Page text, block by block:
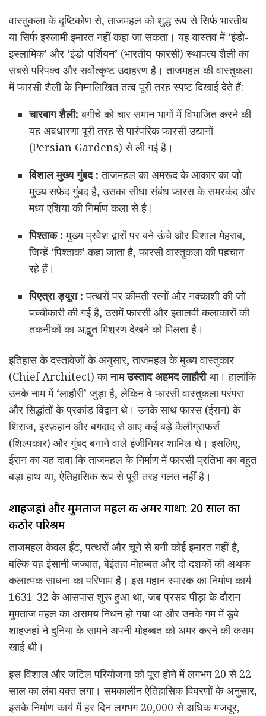
वास्तुकला के दृष्टिकोण से, ताजमहल को शुद्ध रूप से सिर्फ भारतीय
या सिर्फ इस्लामी इमारत नहीं कहा जा सकता। यह वास्तव में ‘इंडो-
इस्लामिक’ और ‘इंडो-पर्शियन’ (भारतीय-फारसी) स्थापत्य शैली का
सबसे परिपक्व और सर्वोत्कृष्ट उदाहरण है। ताजमहल की वास्तुकला
में फारसी शैली के निम्नलिखित तत्व पूरी तरह स्पष्ट दिखाई देते हैं:
चारबाग शैली: बगीचे को चार समान भागों में विभाजित करने की
यह अवधारणा पूरी तरह से पारंपरिक फारसी उद्यानों
(Persian Gardens) से ली गई है।
विशाल मुख्य गुंबद : ताजमहल का अमरूद के आकार का जो
मुख्य सफेद गुंबद है, उसका सीधा संबंध फारस के समरकंद और
मध्य एशिया की निर्माण कला से है।
पिश्ताक : मुख्य प्रवेश द्वारों पर बने ऊंचे और विशाल मेहराब,
जिन्हें ‘पिश्ताक’ कहा जाता है, फारसी वास्तुकला की पहचान
रहे हैं।
पिएत्रा ड्यूरा : पत्थरों पर कीमती रत्नों और नक्काशी की जो
पच्चीकारी की गई है, उसमें फारसी और इतालवी कलाकारों की
तकनीकों का अद्भुत मिश्रण देखने को मिलता है।
इतिहास के दस्तावेजों के अनुसार, ताजमहल के मुख्य वास्तुकार
(Chief Architect) का नामउस्ताद अहमद लाहौरीथा। हालांकि
उनके नाम में ‘लाहौरी’ जुड़ा है, लेकिन वे फारसी वास्तुकला परंपरा
और सिद्धांतों के प्रकांड विद्वान थे। उनके साथ फारस (ईरान) के
शिराज, इस्फ़हान और बगदाद से आए कई बड़े कैलीग्राफर्स
(शिल्पकार) और गुंबद बनाने वाले इंजीनियर शामिल थे। इसलिए,
ईरान का यह दावा कि ताजमहल के निर्माण में फारसी प्रतिभा का बहुत
बड़ा हाथ था, ऐतिहासिक रूप से पूरी तरह गलत नहीं है।
शाहजहां और मुमताज महल की अमर गाथा: 20 साल का
कठोर परिश्रम
ताजमहल केवल ईंट, पत्थरों और चूने से बनी कोई इमारत नहीं है,
बल्कि यह इंसानी जज्बात, बेइंतहा मोहब्बत और दो दशकों की अथक
कलात्मक साधना का परिणाम है। इस महान स्मारक का निर्माण कार्य
1631-32 के आसपास शुरू हुआ था, जब प्रसव पीड़ा के दौरान
मुमताज महल का असमय निधन हो गया था और उनके गम में डूबे
शाहजहां ने दुनिया के सामने अपनी मोहब्बत को अमर करने की कसम
खाई थी।
इस विशाल और जटिल परियोजना को पूरा होने में लगभग 20 से 22
साल का लंबा वक्त लगा। समकालीन ऐतिहासिक विवरणों के अनुसार,
इसके निर्माण कार्य में हर दिन लगभग 20,000 से अधिक मजदूर,